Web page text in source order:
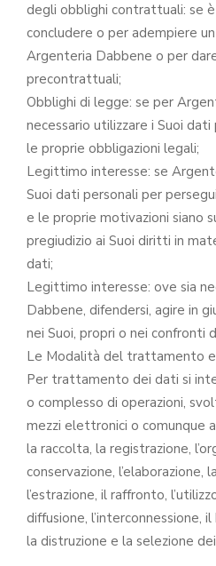
degli obblighi contrattuali: se
concludere o per adempiere
Argenteria Dabbene o per
precontrattuali;
Obblighi di legge: se per
necessario utilizzare i Suoi
le proprie obbligazioni legali;
Legittimo interesse: se
Suoi dati personali per
e le proprie motivazioni siano
pregiudizio ai Suoi diritti in
dati;
Legittimo interesse: ove sia
Dabbene, difendersi, agire in
nei Suoi, propri o nei confronti
Le Modalità del trattamento e
Per trattamento dei dati si
o complesso di operazioni,
mezzi elettronici o comunque
la raccolta, la registrazione,
conservazione, l’elaborazione,
l’estrazione, il raffronto,
diffusione, l’interconnessione,
la distruzione e la selezione